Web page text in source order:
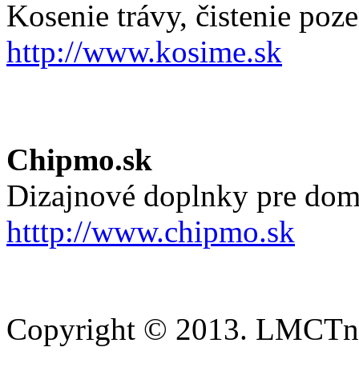
Kosenie trávy, čistenie
http://www.kosime.sk
Chipmo.sk
Dizajnové doplnky pre
htttp://www.chipmo.sk
Copyright © 2013.